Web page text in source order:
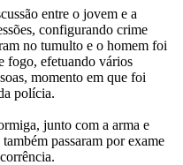
entre o jovem e a
configurando crime
no tumulto e o homem foi
fogo, efetuando vários
momento em que foi
polícia.
junto com a arma e
passaram por exame